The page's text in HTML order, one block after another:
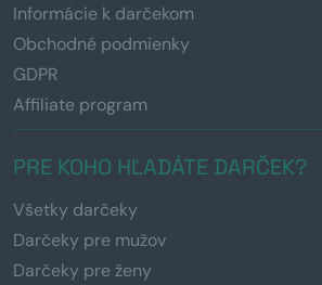
Informácie k darčekom
Obchodné podmienky
GDPR
Affiliate program
PRE KOHO HĽADÁTE DARČEK?
Všetky darčeky
Darčeky pre mužov
Darčeky pre ženy